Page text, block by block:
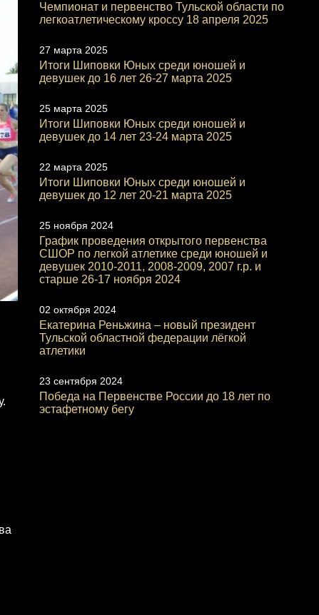
Чемпионат и первенство Тульской области по
легкоатлетическому кроссу 18 апреля 2025
27 марта 2025
Итоги Шиповки Юных среди юношей и
девушек до 16 лет 26-27 марта 2025
25 марта 2025
Итоги Шиповки Юных среди юношей и
девушек до 14 лет 23-24 марта 2025
22 марта 2025
Итоги Шиповки Юных среди юношей и
девушек до 12 лет 20-21 марта 2025
25 ноября 2024
График проведения открытого первенства
СШОР по легкой атлетике среди юношей и
девушек 2010-2011, 2008-2009, 2007 г.р. и
старше 26-17 ноября 2024
02 октября 2024
Екатерина Реньжина – новый президент
Тульской областной федерации лёгкой
атлетики
23 сентября 2024
Победа на Первенстве России до 18 лет по
эстафетному бегу